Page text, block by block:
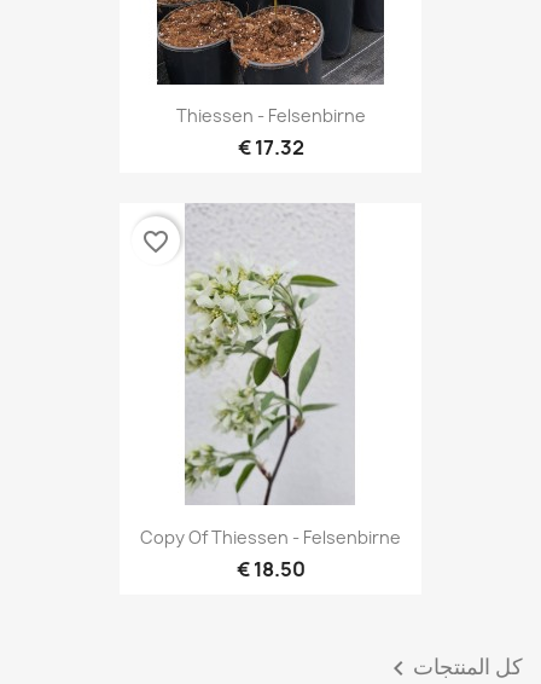
Thiessen - Felsenbirne
17.32 €
Copy Of Thiessen - Felsenbirne
18.50 €
favorite_border
كل المنتجات 